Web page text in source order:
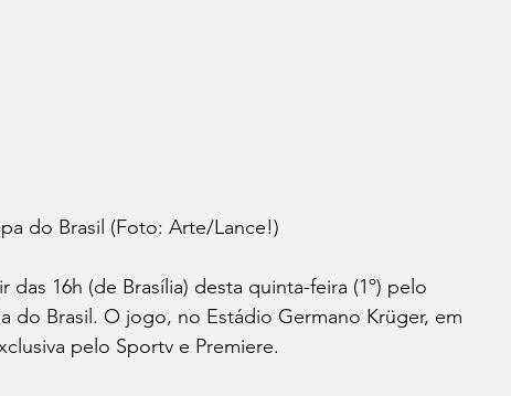
do Brasil (Foto: Arte/Lance!)
16h (de Brasília) desta quinta-feira (1º) pelo
do Brasil. O jogo, no Estádio Germano Krüger, em
pelo Sportv e Premiere.